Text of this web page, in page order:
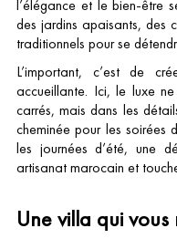
l’élégance et le bien-être
des jardins apaisants, des
traditionnels pour se
L’important, c’est de
accueillante. Ici, le luxe
carrés, mais dans les
cheminée pour les soirées
les journées d’été, une
artisanat marocain et
Une villa qui vous